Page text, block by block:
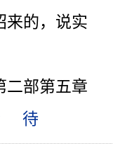
来的，说实
部第五章
待